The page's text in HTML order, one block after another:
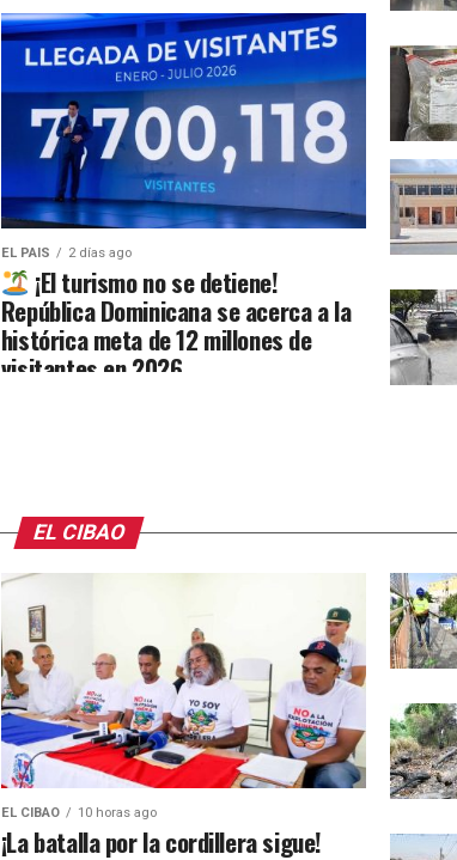
EL PAIS 2 días ago
¡El turismo no se detiene!
República Dominicana se acerca a la
histórica meta de 12 millones de
visitantes en 2026
EL CIBAO
EL CIBAO 10 horas ago
¡La batalla por la cordillera sigue!